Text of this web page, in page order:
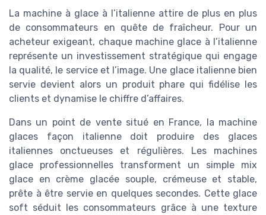
La machine à glace à l’italienne attire de plus en plus
de consommateurs en quête de fraîcheur. Pour un
acheteur exigeant, chaque machine glace à l’italienne
représente un investissement stratégique qui engage
la qualité, le service et l’image. Une glace italienne bien
servie devient alors un produit phare qui fidélise les
clients et dynamise le chiffre d’affaires.
Dans un point de vente situé en France, la machine
glaces façon italienne doit produire des glaces
italiennes onctueuses et régulières. Les machines
glace professionnelles transforment un simple mix
glace en crème glacée souple, crémeuse et stable,
prête à être servie en quelques secondes. Cette glace
soft séduit les consommateurs grâce à une texture